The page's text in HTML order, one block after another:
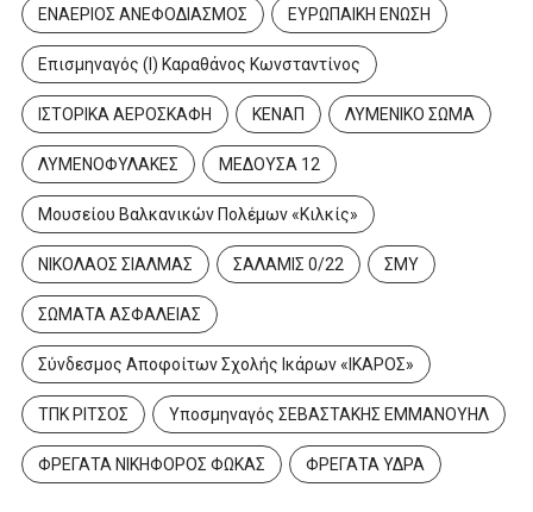
ΕΝΑΕΡΙΟΣ ΑΝΕΦΟΔΙΑΣΜΟΣ ΕΥΡΩΠΑΙΚΗ ΕΝΩΣΗ
Επισμηναγός (Ι) Καραθάνος Κωνσταντίνος
ΙΣΤΟΡΙΚΑ ΑΕΡΟΣΚΑΦΗ ΚΕΝΑΠ ΛΥΜΕΝΙΚΟ ΣΩΜΑ
ΛΥΜΕΝΟΦΥΛΑΚΕΣ ΜΕΔΟΥΣΑ 12
Μουσείου Βαλκανικών Πολέμων «Κιλκίς»
ΝΙΚΟΛΑΟΣ ΣΙΑΛΜΑΣ ΣΑΛΑΜΙΣ 0/22 ΣΜΥ
ΣΩΜΑΤΑ ΑΣΦΑΛΕΙΑΣ
Σύνδεσμος Αποφοίτων Σχολής Ικάρων «ΙΚΑΡΟΣ»
ΤΠΚ ΡΙΤΣΟΣ Υποσμηναγός ΣΕΒΑΣΤΑΚΗΣ ΕΜΜΑΝΟΥΗΛ
ΦΡΕΓΑΤΑ ΝΙΚΗΦΟΡΟΣ ΦΩΚΑΣ ΦΡΕΓΑΤΑ ΥΔΡΑ